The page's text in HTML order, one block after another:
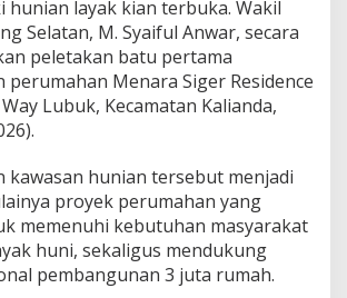
n
g
n
a
n
a
r
a
S
g
hunian layak kian terbuka. Wakil
Selatan, M. Syaiful Anwar, secara
peletakan batu pertama
perumahan Menara Siger Residence
Lubuk, Kecamatan Kalianda,
kawasan hunian tersebut menjadi
proyek perumahan yang
memenuhi kebutuhan masyarakat
huni, sekaligus mendukung
pembangunan 3 juta rumah.